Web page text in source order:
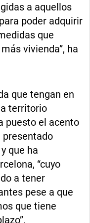
a aquellos
poder adquirir
que
vivienda”, ha
que tengan en
territorio
puesto el acento
presentado
que ha
“cuyo
a tener
pese a que
que tiene